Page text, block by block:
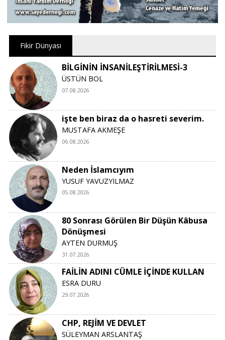
Fikir Dünyası
BİLGİNİN İNSANİLEŞTİRİLMESİ-3
ÜSTÜN BOL
07.08.2026
işte ben biraz da o hasreti severim.
MUSTAFA AKMEŞE
06.08.2026
Neden İslamcıyım
YUSUF YAVUZYILMAZ
05.08.2026
80 Sonrası Görülen Bir Düşün Kâbusa
Dönüşmesi
AYTEN DURMUŞ
31.07.2026
FAİLİN ADINI CÜMLE İÇİNDE KULLAN
ESRA DURU
29.07.2026
CHP, REJİM VE DEVLET
SÜLEYMAN ARSLANTAŞ